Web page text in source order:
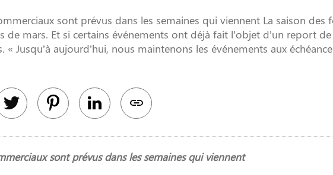
sont prévus dans les semaines qui viennent La saison des
mars. Et si certains événements ont déjà fait l’objet d’un report de
Jusqu’à aujourd’hui, nous maintenons les événements aux
sont prévus dans les semaines qui viennent